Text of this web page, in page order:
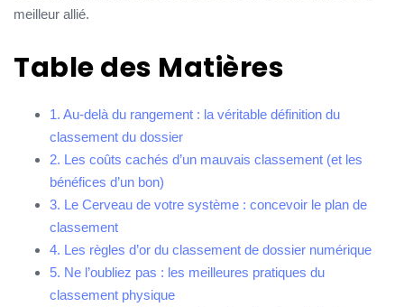
meilleur allié.
Table des Matières
1. Au-delà du rangement : la véritable définition du
classement du dossier
2. Les coûts cachés d’un mauvais classement (et les
bénéfices d’un bon)
3. Le Cerveau de votre système : concevoir le plan de
classement
4. Les règles d’or du classement de dossier numérique
5. Ne l’oubliez pas : les meilleures pratiques du
classement physique